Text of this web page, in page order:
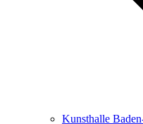
Was seither
Kunsthalle